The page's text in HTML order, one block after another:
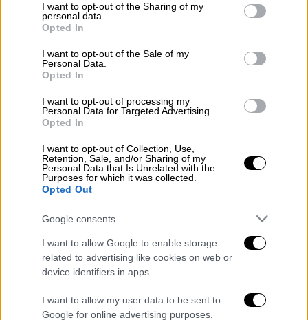
not limited to your visit or usage behaviour. You may click to
grant or deny consent to Google and its third-party tags to
use your data for below specified purposes in below Google
consent section.
I want to opt-out of the Sharing of my
personal data.
Opted In
I want to opt-out of the Sale of my
Personal Data.
Opted In
I want to opt-out of processing my
Personal Data for Targeted Advertising.
Opted In
I want to opt-out of Collection, Use,
Retention, Sale, and/or Sharing of my
Personal Data that Is Unrelated with the
Purposes for which it was collected.
Opted Out
Google consents
I want to allow Google to enable storage
related to advertising like cookies on web or
device identifiers in apps.
I want to allow my user data to be sent to
Google for online advertising purposes.
ευρώ) τιμωρήθηκε ηFC Σεούλ
από τη λίγκα
ποδοσφαίρου της
τρόπου που χρησιμοποιήθηκαν
κούκλες προκειμένου να καλύψουν τις κενές
στις εξέδρες του σταδίου της
περισσότερες κούκλες ήταν ντυμένες στα
χρώματα της ομάδας και κρατούσαν πλακάτ
και κούκλες με το όνομα κατασκευαστή
παιχνιδιών ενηλίκων.
«Η διαμάχη γύρω από αυτό το περιστατικό
ταπείνωσε βαθιά και έβλαψε τις γυναίκες
οπαδούς και υπονόμευσε την ακεραιότητα
του πρωταθλήματος» ανέφερε η λίγκα
ποδοσφαίρου της Κορέας, ως αιτιολογία για
το πρόστιμο. Η ομάδα της Σεούλ ζήτησε
συγνώμη και αποδέχθηκε το πρόστιμο.